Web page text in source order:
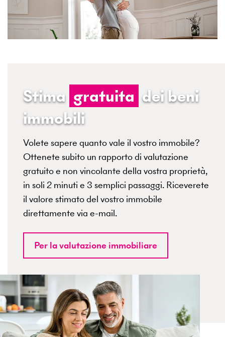
Stima gratuita dei beni
immobili
Volete sapere quanto vale il vostro immobile?
Ottenete subito un rapporto di valutazione
gratuito e non vincolante della vostra proprietà,
in soli 2 minuti e 3 semplici passaggi. Riceverete
il valore stimato del vostro immobile
direttamente via e-mail.
Per la valutazione immobiliare